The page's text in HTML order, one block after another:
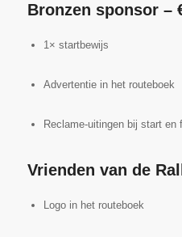
Bronzen sponsor –
1× startbewijs
Advertentie in het routeboek
Reclame-uitingen bij start en
Vrienden van de
Logo in het routeboek